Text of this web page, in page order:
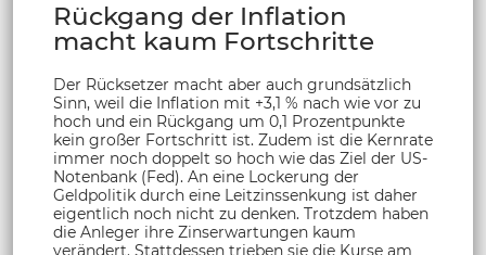
Rückgang der Inflation
macht kaum Fortschritte
Der Rücksetzer macht aber auch grundsätzlich
Sinn, weil die Inflation mit +3,1 % nach wie vor zu
hoch und ein Rückgang um 0,1 Prozentpunkte
kein großer Fortschritt ist. Zudem ist die Kernrate
immer noch doppelt so hoch wie das Ziel der US-
Notenbank (Fed). An eine Lockerung der
Geldpolitik durch eine Leitzinssenkung ist daher
eigentlich noch nicht zu denken. Trotzdem haben
die Anleger ihre Zinserwartungen kaum
verändert. Stattdessen trieben sie die Kurse am